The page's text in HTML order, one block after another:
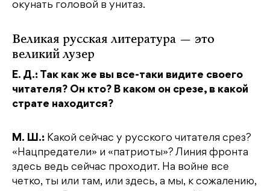
окунать головой в унитаз.
Великая русская литература — это
великий лузер
Е. Д.: Так как же вы все-таки видите своего
читателя? Он кто? В каком он срезе, в какой
страте находится?
М. Ш.: Какой сейчас у русского читателя срез?
«Нацпредатели» и «патриоты»? Линия фронта
здесь ведь сейчас проходит. На войне все
четко, ты или там, или здесь, а мы, к сожалению,